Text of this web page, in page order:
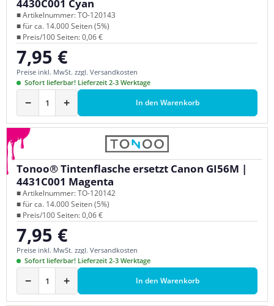
4430C001 Cyan
■ Artikelnummer: TO-120143
■ für ca. 14.000 Seiten (5%)
■ Preis/100 Seiten: 0,06 €
Regulärer Preis:
7,95 €
Preise inkl. MwSt. zzgl. Versandkosten
Sofort lieferbar! Lieferzeit 2-3 Werktage
− + In den Warenkorb
Tonoo® Tintenflasche ersetzt Canon GI56M |
4431C001 Magenta
■ Artikelnummer: TO-120142
■ für ca. 14.000 Seiten (5%)
■ Preis/100 Seiten: 0,06 €
Regulärer Preis:
7,95 €
Preise inkl. MwSt. zzgl. Versandkosten
Sofort lieferbar! Lieferzeit 2-3 Werktage
− + In den Warenkorb